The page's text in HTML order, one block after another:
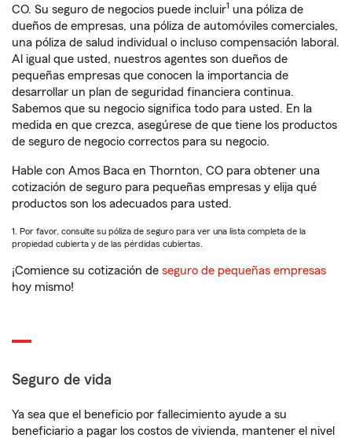
CO. Su seguro de negocios puede incluir1 una póliza de
dueños de empresas, una póliza de automóviles comerciales,
una póliza de salud individual o incluso compensación laboral.
Al igual que usted, nuestros agentes son dueños de
pequeñas empresas que conocen la importancia de
desarrollar un plan de seguridad financiera continua.
Sabemos que su negocio significa todo para usted. En la
medida en que crezca, asegúrese de que tiene los productos
de seguro de negocio correctos para su negocio.
Hable con Amos Baca en Thornton, CO para obtener una
cotización de seguro para pequeñas empresas y elija qué
productos son los adecuados para usted.
1. Por favor, consulte su póliza de seguro para ver una lista completa de la
propiedad cubierta y de las pérdidas cubiertas.
¡Comience su cotización de seguro de pequeñas empresas
hoy mismo!
Seguro de vida
Ya sea que el beneficio por fallecimiento ayude a su
beneficiario a pagar los costos de vivienda, mantener el nivel